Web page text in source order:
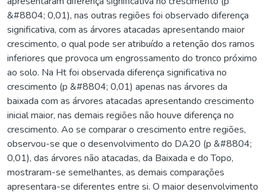
&#8804; 0,01), nas outras regiões foi observado diferença
significativa, com as árvores atacadas apresentando maior
crescimento, o qual pode ser atribuído a retenção dos ramos
inferiores que provoca um engrossamento do tronco próximo
ao solo. Na Ht foi observada diferença significativa no
crescimento (p &#8804; 0,01) apenas nas árvores da
baixada com as árvores atacadas apresentando crescimento
inicial maior, nas demais regiões não houve diferença no
crescimento. Ao se comparar o crescimento entre regiões,
observou-se que o desenvolvimento do DA20 (p &#8804;
0,01), das árvores não atacadas, da Baixada e do Topo,
mostraram-se semelhantes, as demais comparações
apresentara-se diferentes entre si. O maior desenvolvimento